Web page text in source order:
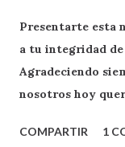
Presentarte esta
a tu integridad
Agradeciendo
nosotros hoy
.
COMPARTIR 1